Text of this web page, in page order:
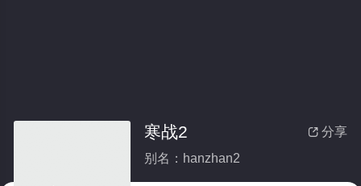
 分享
寒战2
别名：hanzhan2